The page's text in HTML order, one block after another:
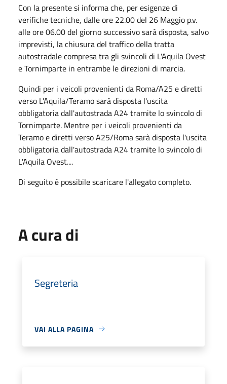
Con la presente si informa che, per esigenze di
verifiche tecniche, dalle ore 22.00 del 26 Maggio p.v.
alle ore 06.00 del giorno successivo sarà disposta, salvo
imprevisti, la chiusura del traffico della tratta
autostradale compresa tra gli svincoli di L'Aquila Ovest
e Tornimparte in entrambe le direzioni di marcia.
Quindi per i veicoli provenienti da Roma/A25 e diretti
verso L'Aquila/Teramo sarà disposta l'uscita
obbligatoria dall'autostrada A24 tramite lo svincolo di
Tornimparte. Mentre per i veicoli provenienti da
Teramo e diretti verso A25/Roma sarà disposta l'uscita
obbligatoria dall'autostrada A24 tramite lo svincolo di
L'Aquila Ovest....
Di seguito è possibile scaricare l'allegato completo.
A cura di
Segreteria
VAI ALLA PAGINA